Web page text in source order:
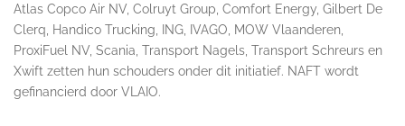
Atlas Copco Air NV, Colruyt Group, Comfort Energy, Gilbert De
Clerq, Handico Trucking, ING, IVAGO, MOW Vlaanderen,
ProxiFuel NV, Scania, Transport Nagels, Transport Schreurs en
Xwift zetten hun schouders onder dit initiatief. NAFT wordt
gefinancierd door VLAIO.